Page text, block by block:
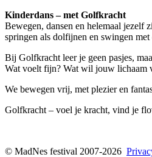
Kinderdans – met Golfkracht
Bewegen, dansen en helemaal jezelf
springen als dolfijnen en swingen
Bij Golfkracht leer je geen pasjes,
Wat voelt fijn? Wat wil jouw lichaam
We bewegen vrij, met plezier en
Golfkracht – voel je kracht, vind je
© MadNes festival 2007-2026